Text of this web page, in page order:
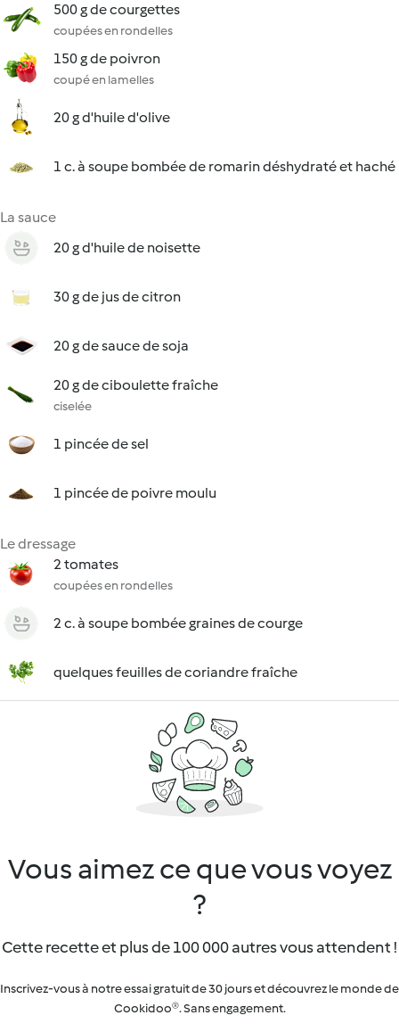
500 g de courgettes
coupées en rondelles
150 g de poivron
coupé en lamelles
20 g d'huile d'olive
1 c. à soupe bombée de romarin déshydraté et haché
La sauce
20 g d'huile de noisette
30 g de jus de citron
20 g de sauce de soja
20 g de ciboulette fraîche
ciselée
1 pincée de sel
1 pincée de poivre moulu
Le dressage
2 tomates
coupées en rondelles
2 c. à soupe bombée graines de courge
quelques feuilles de coriandre fraîche
Vous aimez ce que vous voyez
?
Cette recette et plus de 100 000 autres vous attendent !
Inscrivez-vous à notre essai gratuit de 30 jours et découvrez le monde de
Cookidoo®. Sans engagement.